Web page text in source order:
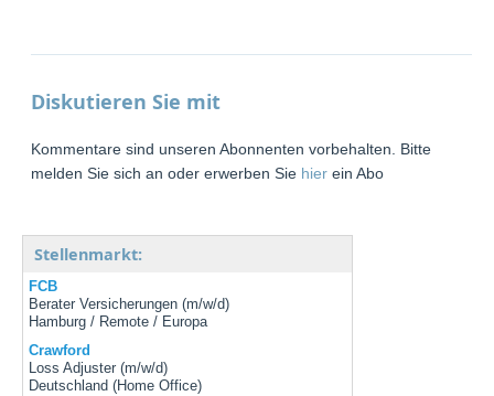
Diskutieren Sie mit
Kommentare sind unseren Abonnenten vorbehalten. Bitte
melden Sie sich an oder erwerben Sie hier ein Abo
Stellenmarkt:
FCB
Berater Versicherungen (m/w/d)
Hamburg / Remote / Europa
Crawford
Loss Adjuster (m/w/d)
Deutschland (Home Office)